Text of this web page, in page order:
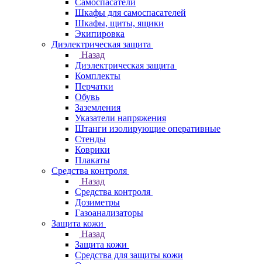
Самоспасатели
Шкафы для самоспасателей
Шкафы, щиты, ящики
Экипировка
Диэлектрическая защита
Назад
Диэлектрическая защита
Комплекты
Перчатки
Обувь
Заземления
Указатели напряжения
Штанги изолирующие оперативные
Стенды
Коврики
Плакаты
Средства контроля
Назад
Средства контроля
Дозиметры
Газоанализаторы
Защита кожи
Назад
Защита кожи
Средства для защиты кожи